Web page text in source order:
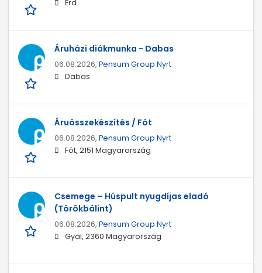
Érd
Áruházi diákmunka - Dabas
06.08.2026, Pensum Group Nyrt
Dabas
Áruösszekészítés / Fót
06.08.2026, Pensum Group Nyrt
Fót, 2151 Magyarország
Csemege – Húspult nyugdíjas eladó
(Törökbálint)
06.08.2026, Pensum Group Nyrt
Gyál, 2360 Magyarország